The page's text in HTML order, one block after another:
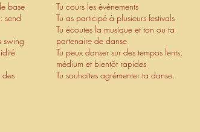
base
send
swing
des
Tu cours les évènements
Tu as participé à plusieurs festivals
Tu écoutes la musique et ton ou ta
partenaire de danse
Tu peux danser sur des tempos lents,
médium et bientôt rapides
Tu souhaites agrémenter ta danse.